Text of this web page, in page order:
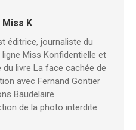
Miss K
éditrice, journaliste du
ligne Miss Konfidentielle et
livre La face cachée de
avec Fernand Gontier
Baudelaire.
de la photo interdite.